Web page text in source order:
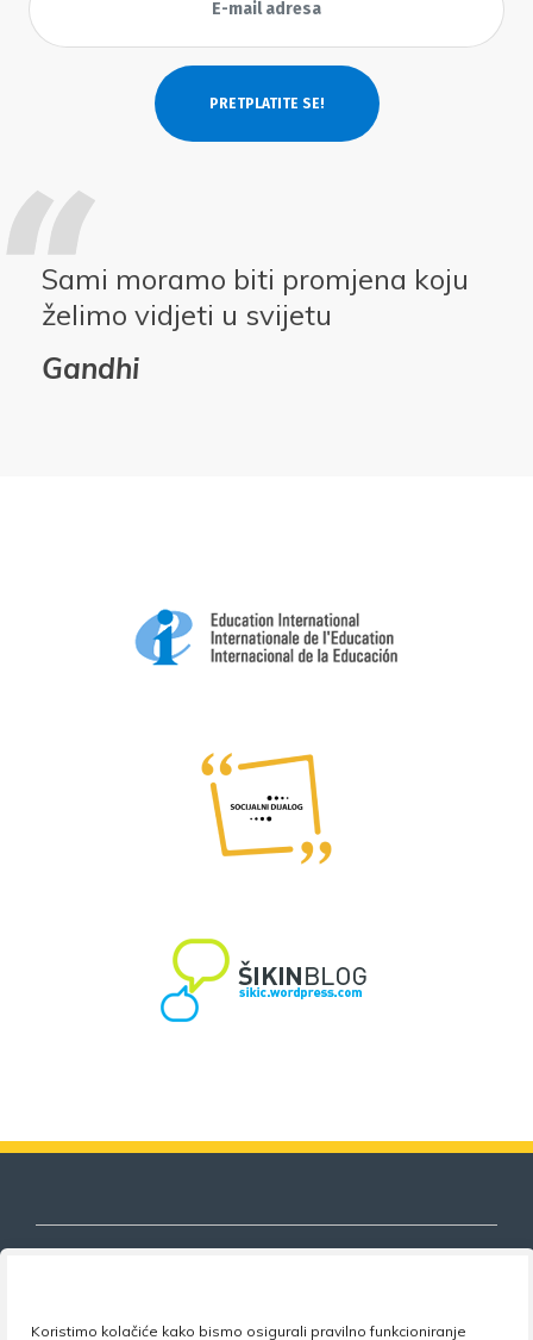
Koristimo kolačiće kako bismo osigurali pravilno funkcioniranje
Sami moramo biti promjena koju
želimo vidjeti u svijetu
Gandhi
Nezavisni sindikat znanosti i visokog